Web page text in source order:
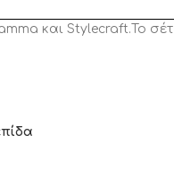
και Stylecraft.Το